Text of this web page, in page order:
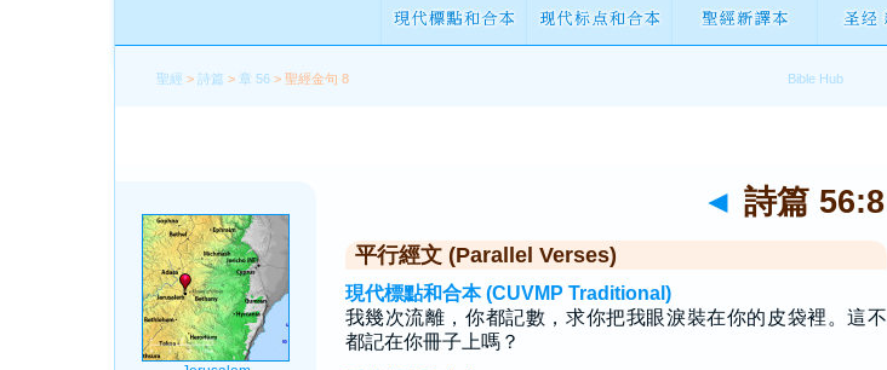
聖經 >詩篇 > 章 56 > 聖經金句 8
◄ 詩篇 56:8
平行經文 (Parallel Verses)
現代標點和合本 (CUVMP Traditional)
我幾次流離，你都記數，求你把我眼淚裝在你的皮袋裡。這不
都記在你冊子上嗎？